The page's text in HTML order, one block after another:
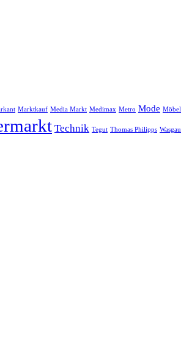
Marktkauf Media Markt Medimax Metro Mode Möbel
Technik Tegut Thomas Philipps Wasgau